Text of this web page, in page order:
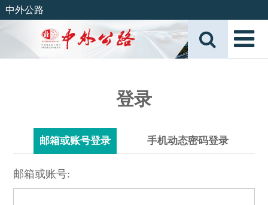
中外公路
登录
邮箱或账号登录 手机动态密码登录
邮箱或账号: